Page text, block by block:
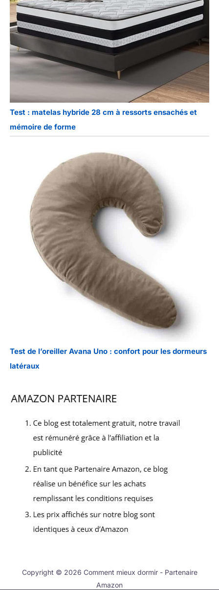
Test : matelas hybride 28 cm à ressorts ensachés et
mémoire de forme
Test de l’oreiller Avana Uno : confort pour les dormeurs
latéraux
Copyright © 2026 Comment mieux dormir - Partenaire
Amazon